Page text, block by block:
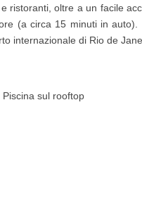
ristoranti, oltre a un facile
(a circa 15 minuti in
internazionale di Rio de
sul rooftop